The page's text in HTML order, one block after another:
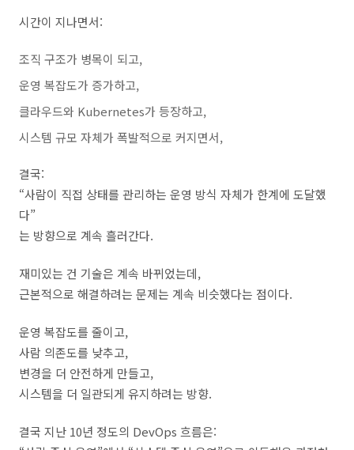
시간이 지나면서:
조직 구조가 병목이 되고,
운영 복잡도가 증가하고,
클라우드와 Kubernetes가 등장하고,
시스템 규모 자체가 폭발적으로 커지면서,
결국:
“사람이 직접 상태를 관리하는 운영 방식 자체가 한계에 도달했
다”
는 방향으로 계속 흘러간다.
재미있는 건 기술은 계속 바뀌었는데,
근본적으로 해결하려는 문제는 계속 비슷했다는 점이다.
운영 복잡도를 줄이고,
사람 의존도를 낮추고,
변경을 더 안전하게 만들고,
시스템을 더 일관되게 유지하려는 방향.
결국 지난 10년 정도의 DevOps 흐름은: